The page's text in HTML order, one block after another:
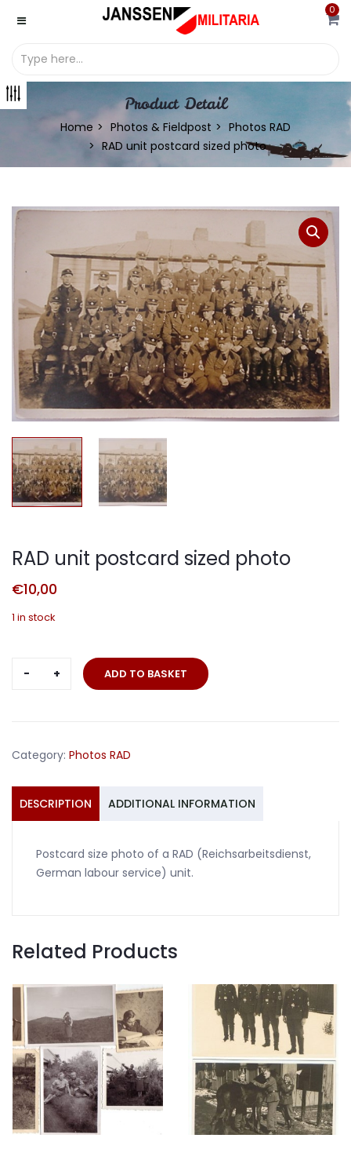
0
Product Detail
Home Photos & Fieldpost
Photos RAD
RAD unit postcard sized photo
RAD unit postcard sized photo
€10,00
1 in stock
RAD
quantity
ADD TO BASKET
Category: Photos RAD
DESCRIPTION ADDITIONAL INFORMATION
Postcard size photo of a RAD (Reichsarbeitsdienst,
German labour service) unit.
Related Products